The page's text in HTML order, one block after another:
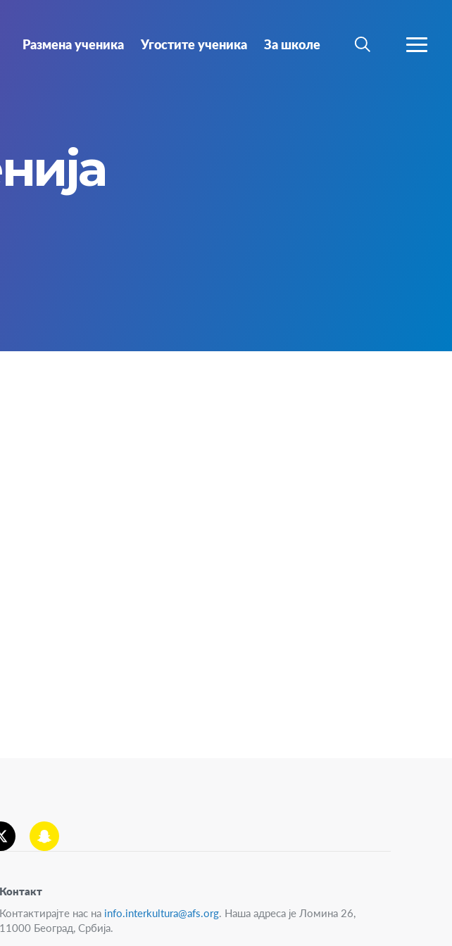
Размена ученика Угостите ученика За школе
ТРАЖИ ВИШЕ
твитерснепчет
Контакт
Контактирајте нас на info.interkultura@afs.org. Наша адреса је Ломина 26,
11000 Београд, Србија.